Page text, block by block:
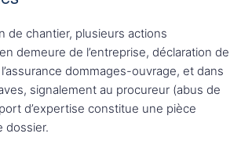
de chantier, plusieurs actions
demeure de l’entreprise, déclaration de
dommages-ouvrage, et dans
signalement au procureur (abus de
d’expertise constitue une pièce
dossier.